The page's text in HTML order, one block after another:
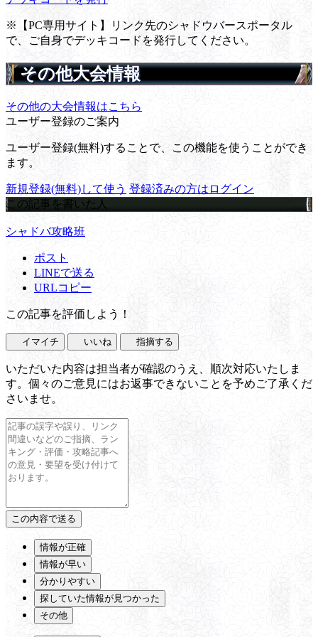
※【PC専用サイト】リンク先のシャドウバースポータル
で、ご自身でデッキコードを発行してください。
その他大会情報
その他の大会情報はこちら
ユーザー登録のご案内
ユーザー登録(無料)することで、この機能を使うことができ
ます。
新規登録(無料)して使う 登録済みの方はログイン
この記事を書いた人
シャドバ攻略班
ポスト
LINEで送る
URLコピー
この記事を評価しよう！
イマイチ いいね 指摘する
いただいた内容は担当者が確認のうえ、順次対応いたしま
す。個々のご意見にはお返事できないことを予めご了承くだ
さいませ。
情報が正確
情報が早い
分かりやすい
探していた情報が見つかった
その他